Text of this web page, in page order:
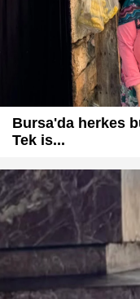
Bursa'da herkes
Tek is...